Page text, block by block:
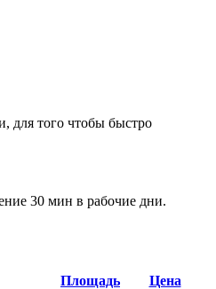
для того чтобы быстро
30 мин в рабочие дни.
Площадь Цена